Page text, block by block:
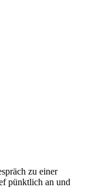
zu einer
pünktlich an und